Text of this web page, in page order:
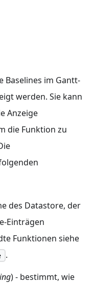
Baselines im Gantt-
werden. Sie kann
Anzeige
die Funktion zu
des Datastore, der
Einträgen
Funktionen siehe
.
) - bestimmt, wie